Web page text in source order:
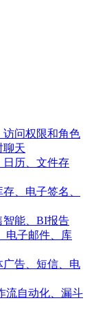
问权限和角色
聊天
日历、文件存
、电子签名、
智能、BI报告
电子邮件、库
告、短信、电
流自动化、漏斗